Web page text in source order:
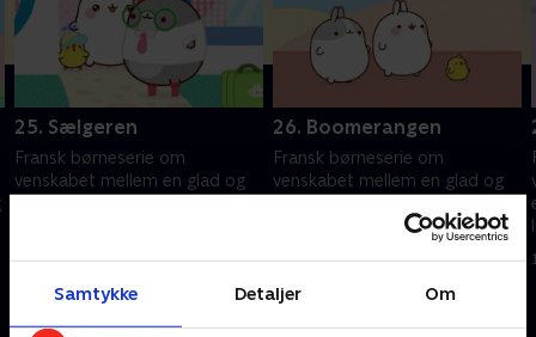
Samtykke Detaljer Om
25. Sælgeren
Fransk børneserie om
venskabet mellem en glad og
1. maj 2023 • 4 min
26. Boomerangen
Fransk børneserie om
venskabet mellem en glad og
lille kylling. På trods af deres
mange forskelle er de bedste
1. maj 2023 • 3 min
Andre så også